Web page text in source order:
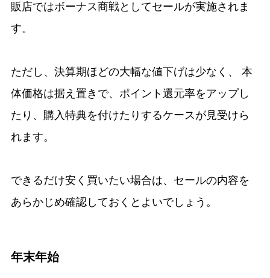
販店ではボーナス商戦としてセールが実施されま
す。
ただし、決算期ほどの大幅な値下げは少なく、 本
体価格は据え置きで、ポイント還元率をアップし
たり、購入特典を付けたりするケースが見受けら
れます。
できるだけ安く買いたい場合は、セールの内容を
あらかじめ確認しておくとよいでしょう。
年末年始